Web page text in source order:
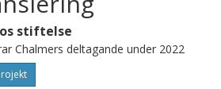
stiftelse
Chalmers deltagande under 2022